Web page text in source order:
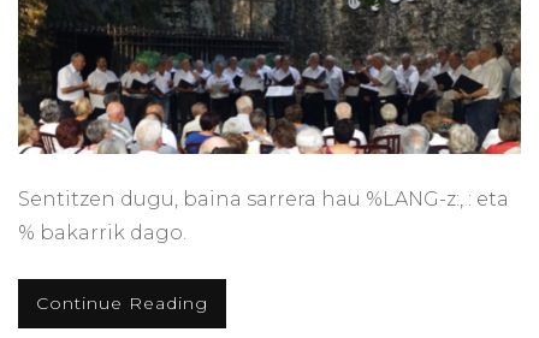
Sentitzen dugu, baina sarrera hau %LANG-z:, : eta
% bakarrik dago.
Continue Reading